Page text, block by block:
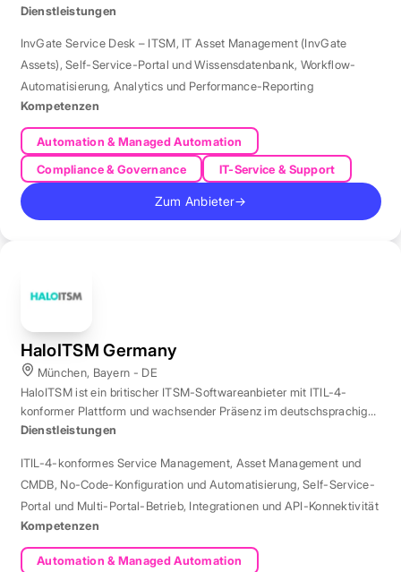
Europa.
Dienstleistungen
InvGate Service Desk – ITSM, IT Asset Management (InvGate
Assets),Self-Service-Portal und Wissensdatenbank, Workflow-
Automatisierung, Analytics und Performance-Reporting
Kompetenzen
Automation & Managed Automation
Compliance & Governance
IT-Service & Support
Zum Anbieter→
HaloITSM Germany
München, Bayern - DE
HaloITSM ist ein britischer ITSM-Softwareanbieter mit ITIL-4-
konformer Plattform und wachsender Präsenz im deutschsprachigen
Markt.
Dienstleistungen
ITIL-4-konformes Service Management, Asset Management und
CMDB, No-Code-Konfiguration und Automatisierung,Self-Service-
Portal und Multi-Portal-Betrieb, Integrationen und API-Konnektivität
Kompetenzen
Automation & Managed Automation